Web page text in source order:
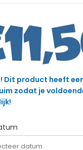
Dit product heeft
zodat je